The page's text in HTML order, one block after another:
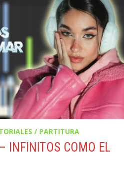
/ PARTITURA
INFINITOS COMO EL